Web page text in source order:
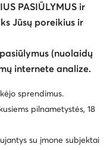
PASIŪLYMUS ir
Jūsų poreikius ir
(nuolaidų
internete analize.
sprendimus.
pilnametystės, 18
su įmone subjektai